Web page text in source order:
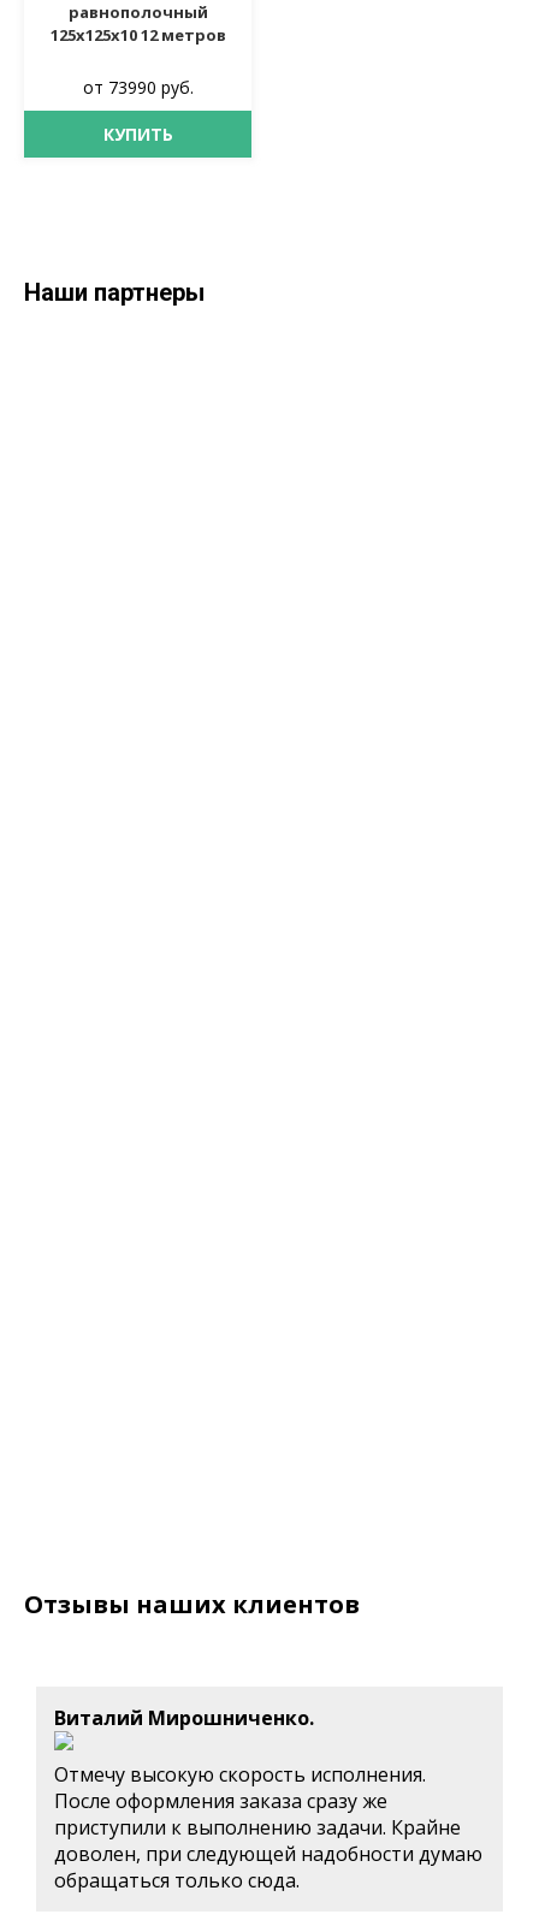
равнополочный
125х125х10 12 метров
от 73990 руб.
КУПИТЬ
Наши партнеры
Отзывы наших клиентов
Виталий Мирошниченко.
Отмечу высокую скорость исполнения.
После оформления заказа сразу же
приступили к выполнению задачи. Крайне
доволен, при следующей надобности думаю
обращаться только сюда.